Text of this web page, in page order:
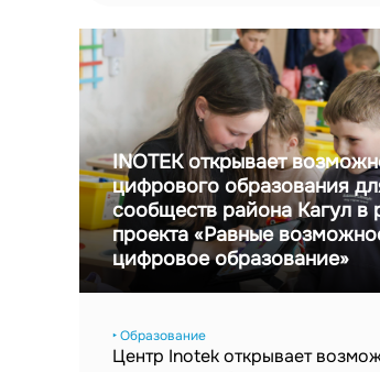
INOTEK открывает
цифрового образования
сообществ района Кагул в
проекта «Равные
цифровое образование»
‣ Образование
Центр Inotek открывает